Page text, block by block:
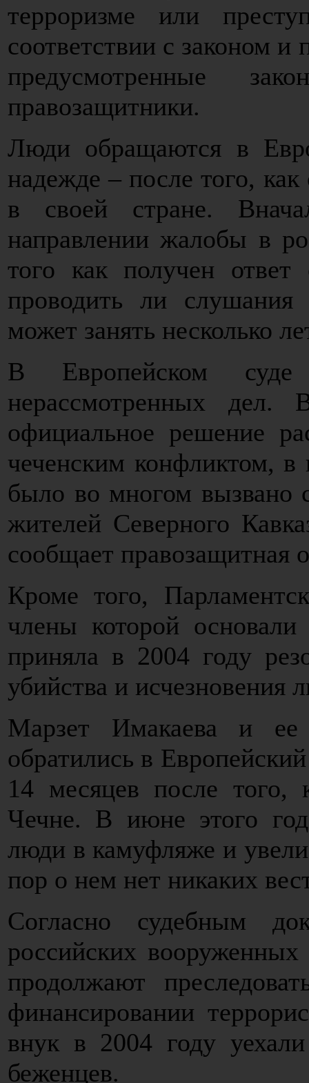
терроризме или
соответствии с законом
предусмотренные
правозащитники.
Люди обращаются в
надежде – после того,
в своей стране.
направлении жалобы в
того как получен ответ
проводить ли
может занять несколько
В Европейском
нерассмотренных
официальное решение
чеченским конфликтом,
было во многом вызвано
жителей Северного
сообщает правозащитная
Кроме того,
члены которой
приняла в 2004 году
убийства и исчезновения
Марзет Имакаева и
обратились в
14 месяцев после
Чечне. В июне этого
люди в камуфляже и
пор о нем нет никаких
Согласно судебным
российских
продолжают
финансировании
внук в 2004 году
беженцев.